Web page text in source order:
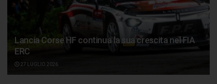
Lancia Corse HF continua la sua crescita nel FIA
ERC
27 LUGLIO 2026